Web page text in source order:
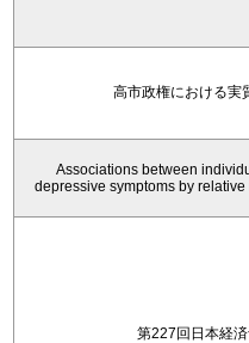
高市政権における実
Associations between
depressive symptoms by
第227回日本経済